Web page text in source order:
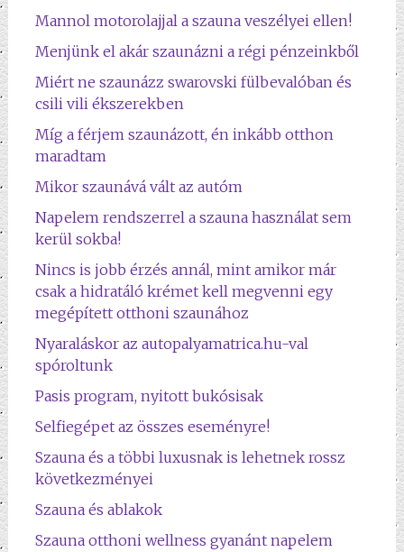
Mannol motorolajjal a szauna veszélyei ellen!
Menjünk el akár szaunázni a régi pénzeinkből
Miért ne szaunázz swarovski fülbevalóban és
csili vili ékszerekben
Míg a férjem szaunázott, én inkább otthon
maradtam
Mikor szaunává vált az autóm
Napelem rendszerrel a szauna használat sem
kerül sokba!
Nincs is jobb érzés annál, mint amikor már
csak a hidratáló krémet kell megvenni egy
megépített otthoni szaunához
Nyaraláskor az autopalyamatrica.hu-val
spóroltunk
Pasis program, nyitott bukósisak
Selfiegépet az összes eseményre!
Szauna és a többi luxusnak is lehetnek rossz
következményei
Szauna és ablakok
Szauna otthoni wellness gyanánt napelem